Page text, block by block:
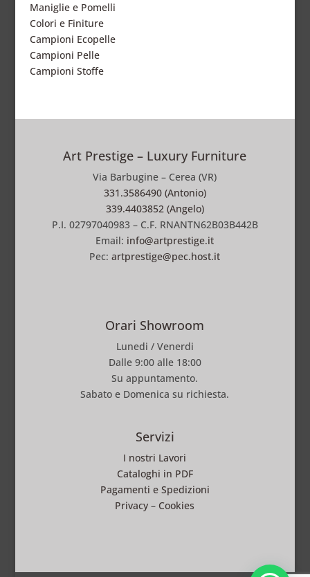
Maniglie e Pomelli
Colori e Finiture
Campioni Ecopelle
Campioni Pelle
Campioni Stoffe
Art Prestige – Luxury Furniture
Via Barbugine – Cerea (VR)
331.3586490 (Antonio)
339.4403852 (Angelo)
P.I. 02797040983 – C.F. RNANTN62B03B442B
Email: info@artprestige.it
Pec:artprestige@pec.host.it
Orari Showroom
Lunedi / Venerdi
Dalle 9:00 alle 18:00
Su appuntamento.
Sabato e Domenica su richiesta.
Servizi
I nostri Lavori
Cataloghi in PDF
Pagamenti e Spedizioni
Privacy – Cookies